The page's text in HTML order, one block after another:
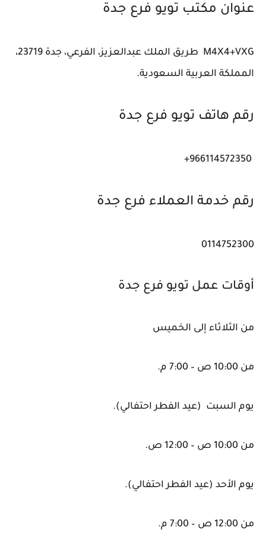
عنوان مكتب تويو فرع جدة
M4X4+VXG طريق الملك عبدالعزيز، الفرعي، جدة 23719،
المملكة العربية السعودية.
رقم هاتف تويو فرع جدة
رقم خدمة العملاء فرع جدة
0114752300
أوقات عمل تويو فرع جدة
من الثلاثاء إلى الخميس
من 10:00 ص – 7:00 م.
يوم السبت (عيد الفطر احتفالي).
من 10:00 ص – 12:00 ص.
يوم الأحد (عيد الفطر احتفالي).
من 12:00 ص – 7:00 م.